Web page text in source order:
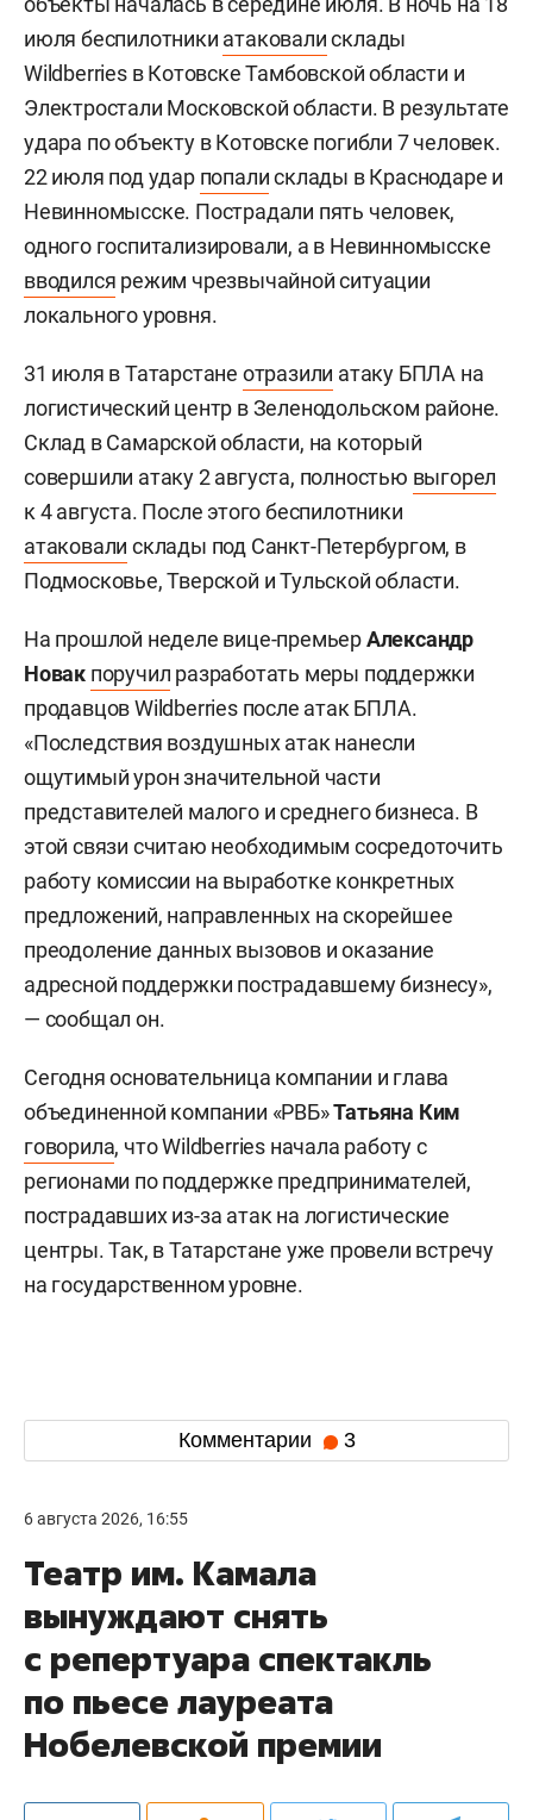
июля беспилотники атаковалисклады
Wildberries в Котовске Тамбовской области и
Электростали Московской области. В результате
удара по объекту в Котовске погибли 7 человек.
22 июля под удар попалисклады в Краснодаре и
Невинномысске. Пострадали пять человек,
одного госпитализировали, а в Невинномысске
вводился режим чрезвычайной ситуации
локального уровня.
31 июля в Татарстане отразили атаку БПЛА на
логистический центр в Зеленодольском районе.
Склад в Самарской области, на который
совершили атаку 2 августа, полностью выгорел
к 4 августа. После этого беспилотники
атаковали склады под Санкт-Петербургом, в
Подмосковье, Тверской и Тульской области.
На прошлой неделе вице-премьерАлександр
Новак поручил разработать меры поддержки
продавцов Wildberries после атак БПЛА.
«Последствия воздушных атак нанесли
ощутимый урон значительной части
представителей малого и среднего бизнеса. В
этой связи считаю необходимым сосредоточить
работу комиссии на выработке конкретных
предложений, направленных на скорейшее
преодоление данных вызовов и оказание
адресной поддержки пострадавшему бизнесу»,
— сообщал он.
Сегодня основательница компании и глава
объединенной компании «РВБ»Татьяна Ким
говорила, что Wildberries начала работу с
регионами по поддержке предпринимателей,
пострадавших из-за атак на логистические
центры. Так, в Татарстане уже провели встречу
на государственном уровне.
Комментарии 3
6 августа 2026, 16:55
Театр им. Камала
вынуждают снять
с репертуара спектакль
по пьесе лауреата
Нобелевской премии